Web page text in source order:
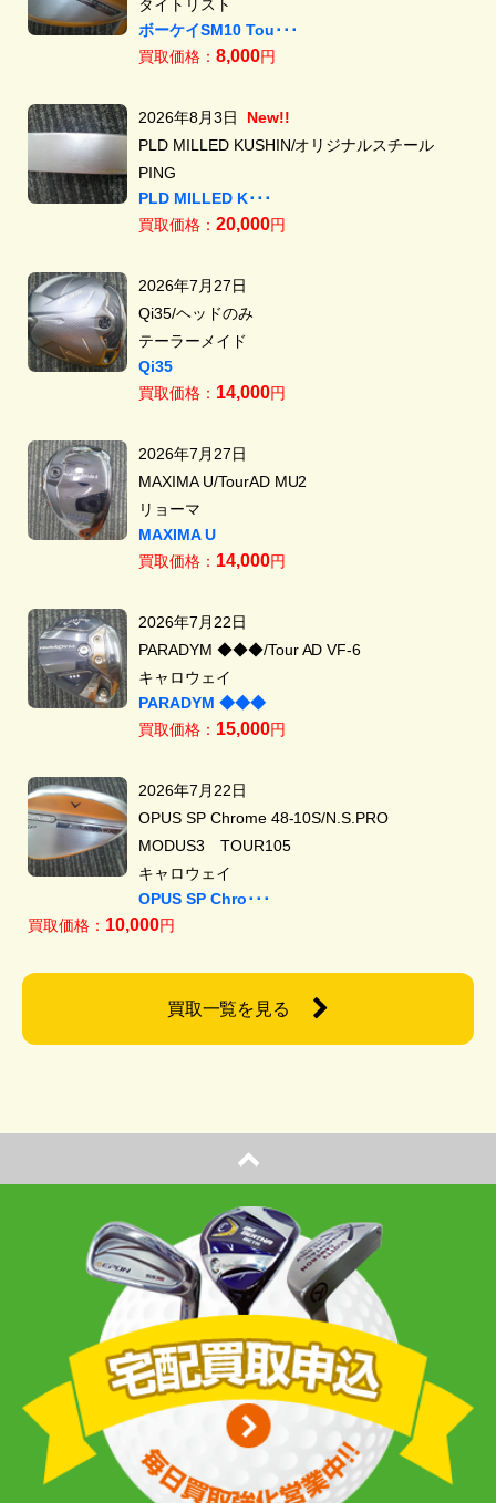
タイトリスト
ボーケイSM10 Tou･･･
買取価格： 8,000円
2026年8月3日
New!!
PLD MILLED KUSHIN/オリジナルスチール
PING
PLD MILLED K･･･
買取価格： 20,000円
2026年7月27日
Qi35/ヘッドのみ
テーラーメイド
Qi35
買取価格： 14,000円
2026年7月27日
MAXIMA U/TourAD MU2
リョーマ
MAXIMA U
買取価格： 14,000円
2026年7月22日
PARADYM ◆◆◆/Tour AD VF-6
キャロウェイ
PARADYM ◆◆◆
買取価格： 15,000円
2026年7月22日
OPUS SP Chrome 48-10S/N.S.PRO
MODUS3 TOUR105
キャロウェイ
OPUS SP Chro･･･
買取価格： 10,000円
買取一覧を見る